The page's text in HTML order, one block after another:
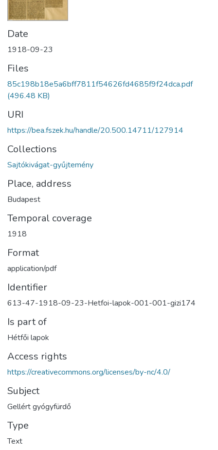
Date
1918-09-23
Files
85c198b18e5a6bff7811f54626fd4685f9f24dca.pdf
(496.48 KB)
URI
https://bea.fszek.hu/handle/20.500.14711/127914
Collections
Sajtókivágat-gyűjtemény
Place, address
Budapest
Temporal coverage
1918
Format
application/pdf
Identifier
613-47-1918-09-23-Hetfoi-lapok-001-001-gizi174
Is part of
Hétfői lapok
Access rights
https://creativecommons.org/licenses/by-nc/4.0/
Subject
Gellért gyógyfürdő
Type
Text